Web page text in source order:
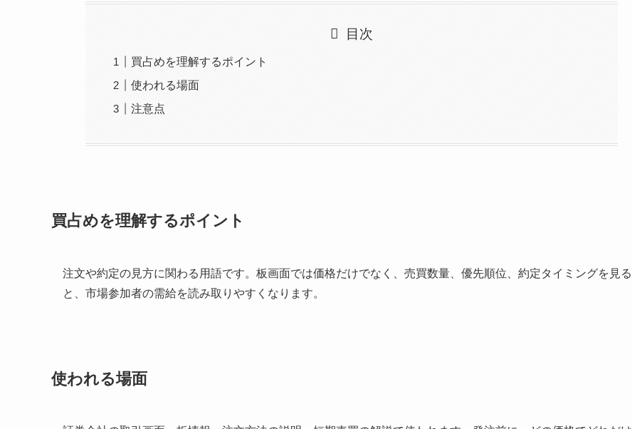
目次
買占めを理解するポイント
使われる場面
注意点
買占めを理解するポイント
注文や約定の見方に関わる用語です。板画面では価格だけでなく、売買数量、優先順位、約定タイミングを見る
と、市場参加者の需給を読み取りやすくなります。
使われる場面